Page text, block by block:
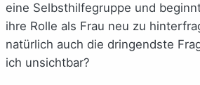
eine Selbsthilfegruppe und
ihre Rolle als Frau neu zu
natürlich auch die dringendste
ich unsichtbar?